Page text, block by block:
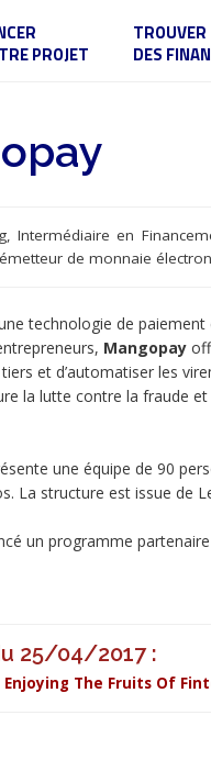
PROJET
TROUVER
DES
Intermédiaire en
de monnaie
technologie de
Mangopay
et d’automatiser les
la lutte contre la fraude
une équipe de 90
La structure est issue de
un programme
25/04/2017 :
Enjoying The Fruits Of